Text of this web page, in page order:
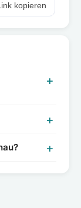
kopieren